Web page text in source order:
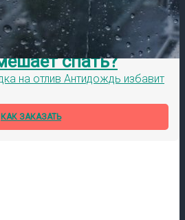
спать?
на отлив Антидождь избавит
КАК ЗАКАЗАТЬ